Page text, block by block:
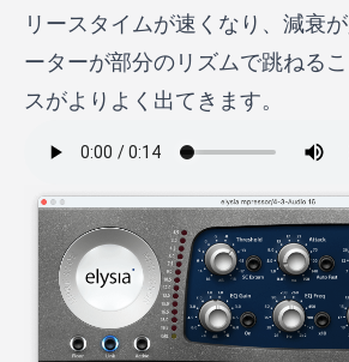
リースタイムが速くなり、減衰
ーターが部分のリズムで跳ねる
スがよりよく出てきます。